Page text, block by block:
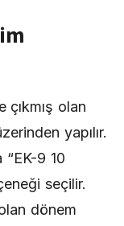
olan
yapılır.
“EK-9 10
seçilir.
dönem